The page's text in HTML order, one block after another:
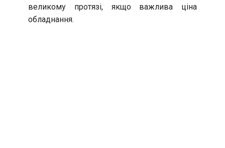
великому протязі, якщо важлива ціна
обладнання.